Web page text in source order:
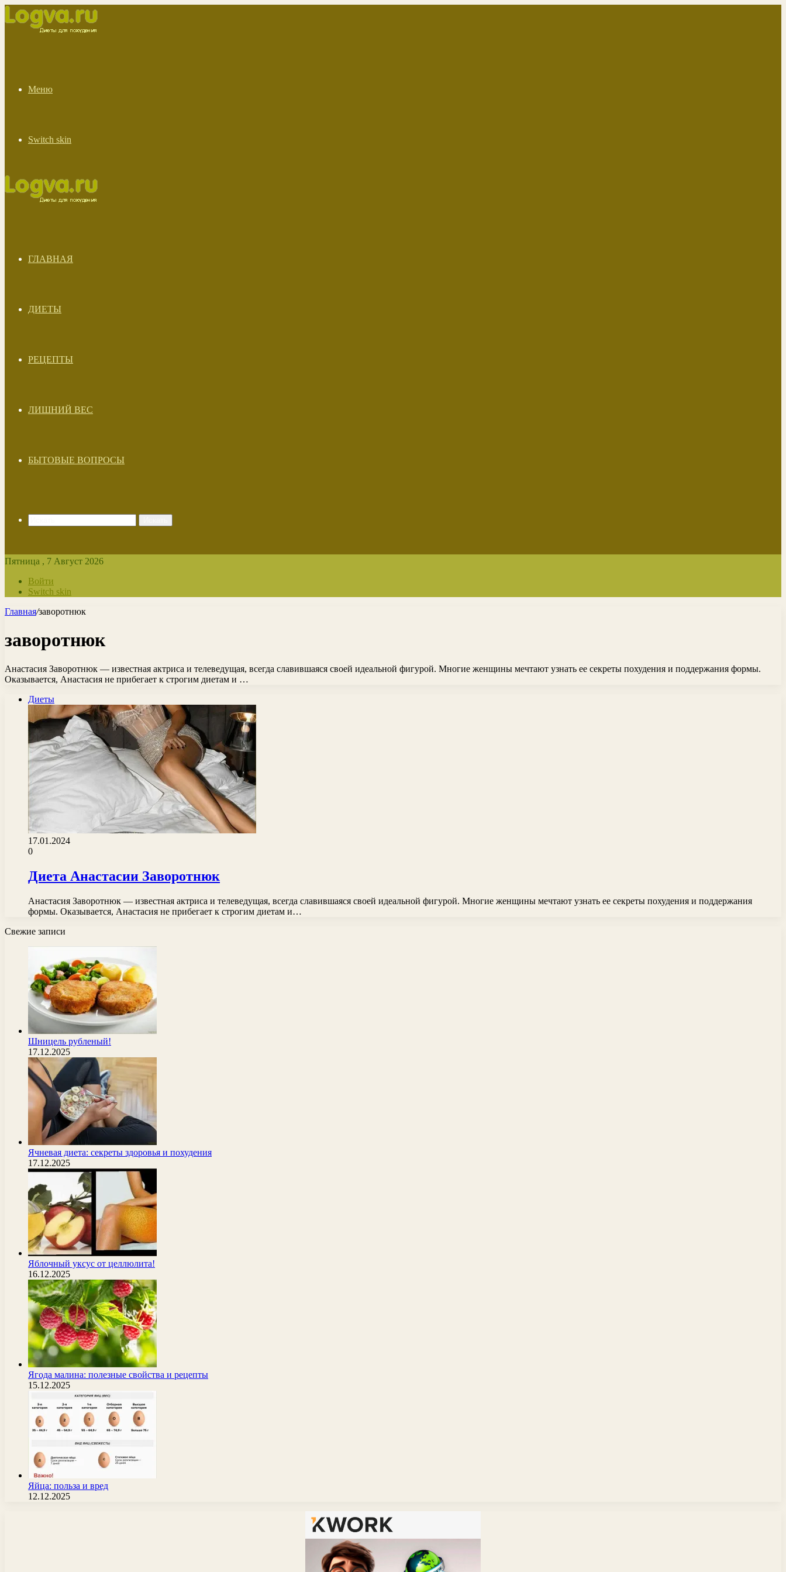
Меню
Switch skin
ГЛАВНАЯ
ДИЕТЫ
РЕЦЕПТЫ
ЛИШНИЙ ВЕС
БЫТОВЫЕ ВОПРОСЫ
Пятница , 7 Август 2026
Войти
Switch skin
Главная/заворотнюк
заворотнюк
Анастасия Заворотнюк — известная актриса и телеведущая, всегда славившаяся своей идеальной фигурой. Многие женщины мечтают узнать ее секреты похудения и поддержания формы.
Оказывается, Анастасия не прибегает к строгим диетам и …
Диеты
17.01.2024
0
Диета Анастасии Заворотнюк
Анастасия Заворотнюк — известная актриса и телеведущая, всегда славившаяся своей идеальной фигурой. Многие женщины мечтают узнать ее секреты похудения и поддержания
формы. Оказывается, Анастасия не прибегает к строгим диетам и…
Свежие записи
Шницель рубленый!
17.12.2025
Ячневая диета: секреты здоровья и похудения
17.12.2025
Яблочный уксус от целлюлита!
16.12.2025
Ягода малина: полезные свойства и рецепты
15.12.2025
Яйца: польза и вред
12.12.2025